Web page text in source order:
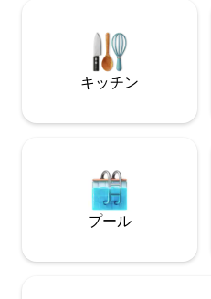
利便性のよいこのコンドミニ
ランソンで素晴らしいアドベ
探しているファミリーに最適で
キッチン
プール